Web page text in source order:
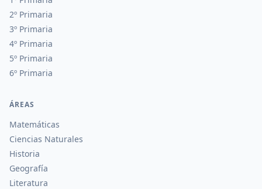
2º Primaria
3º Primaria
4º Primaria
5º Primaria
6º Primaria
ÁREAS
Matemáticas
Ciencias Naturales
Historia
Geografía
Literatura